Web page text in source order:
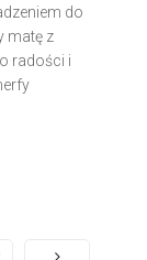
do
matę z
radości i